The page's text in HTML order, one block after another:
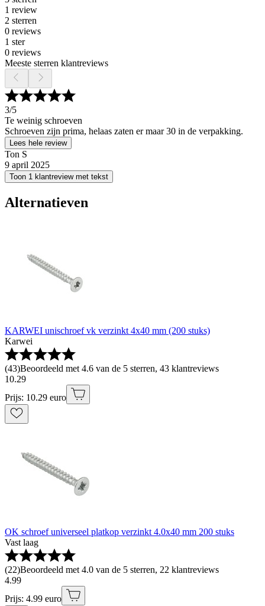
1 review
2 sterren
0 reviews
1 ster
0 reviews
Meeste sterren klantreviews
3/5
Te weinig schroeven
Schroeven zijn prima, helaas zaten er maar 30 in de verpakking.
Lees hele review
Ton S
9 april 2025
Toon 1 klantreview met tekst
Alternatieven
KARWEI unischroef vk verzinkt 4x40 mm (200 stuks)
Karwei
(43)Beoordeeld met 4.6 van de 5 sterren, 43 klantreviews
10.29
Prijs: 10.29 euro
OK schroef universeel platkop verzinkt 4.0x40 mm 200 stuks
Vast laag
(22)Beoordeeld met 4.0 van de 5 sterren, 22 klantreviews
4.99
Prijs: 4.99 euro